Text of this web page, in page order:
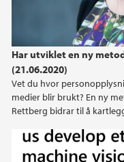
Har utviklet en ny
(21.06.2020)
Vet du hvor
medier blir brukt? En ny
Rettberg bidrar til å